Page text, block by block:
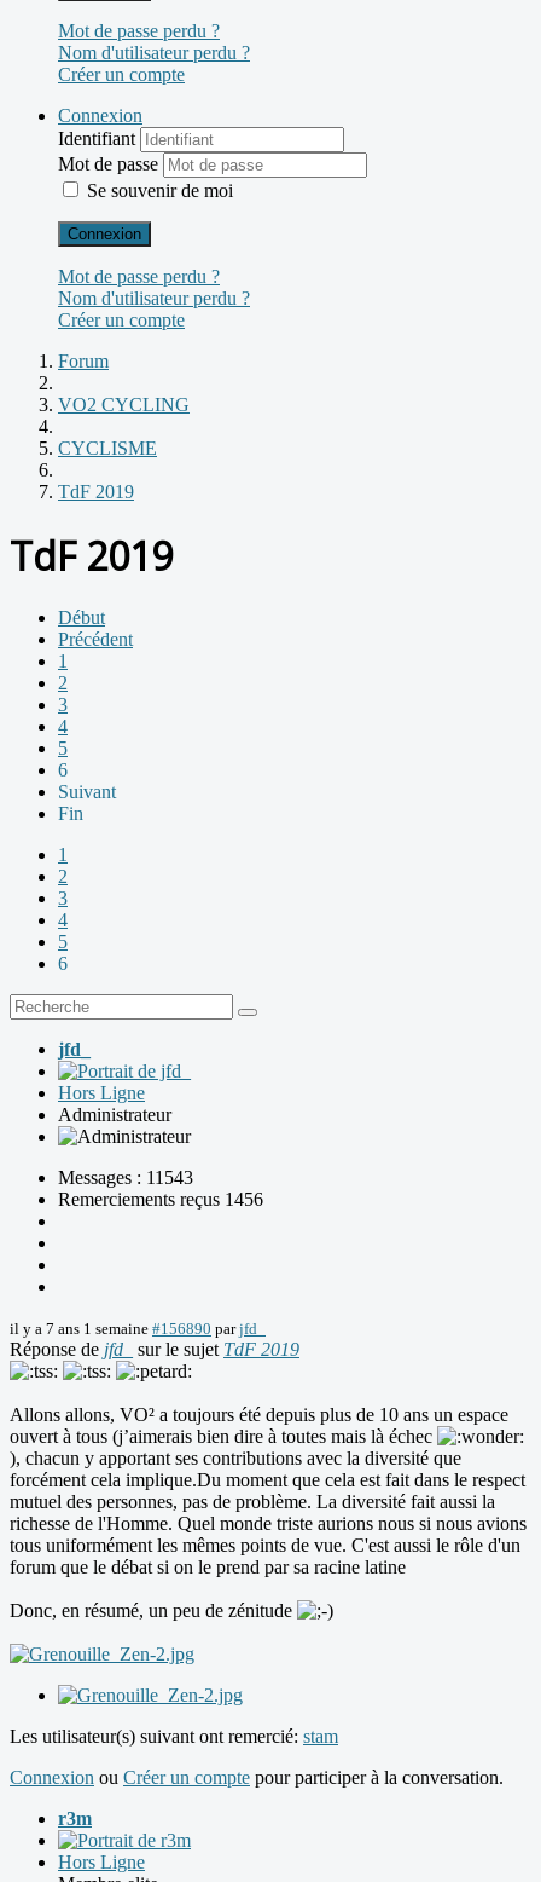
Mot de passe perdu ?
Nom d'utilisateur perdu ?
Créer un compte
Connexion
Identifiant
Mot de passe
Se souvenir de moi
Connexion
Mot de passe perdu ?
Nom d'utilisateur perdu ?
Créer un compte
Forum
VO2 CYCLING
CYCLISME
TdF 2019
TdF 2019
Début
Précédent
1
2
3
4
5
6
Suivant
Fin
1
2
3
4
5
6
jfd_
Hors Ligne
Administrateur
Messages : 11543
Remerciements reçus 1456
il y a 7 ans 1 semaine #156890 parjfd_
Réponse de jfd_ sur le sujet TdF 2019
Allons allons, VO² a toujours été depuis plus de 10 ans un espace
ouvert à tous (j’aimerais bien dire à toutes mais là échec
), chacun y apportant ses contributions avec la diversité que
forcément cela implique.Du moment que cela est fait dans le respect
mutuel des personnes, pas de problème. La diversité fait aussi la
richesse de l'Homme. Quel monde triste aurions nous si nous avions
tous uniformément les mêmes points de vue. C'est aussi le rôle d'un
forum que le débat si on le prend par sa racine latine
Donc, en résumé, un peu de zénitude
Les utilisateur(s) suivant ont remercié: stam
Connexion ou Créer un compte pour participer à la conversation.
r3m
Hors Ligne